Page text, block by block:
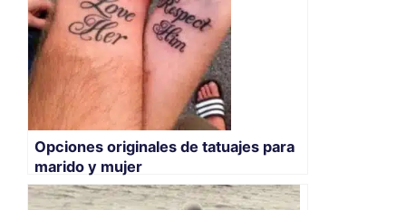
Opciones originales de tatuajes para
marido y mujer